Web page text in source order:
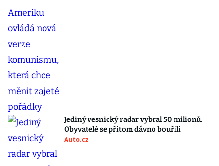
Jediný vesnický radar vybral 50 milionů.
Obyvatelé se přitom dávno bouřili
Auto.cz